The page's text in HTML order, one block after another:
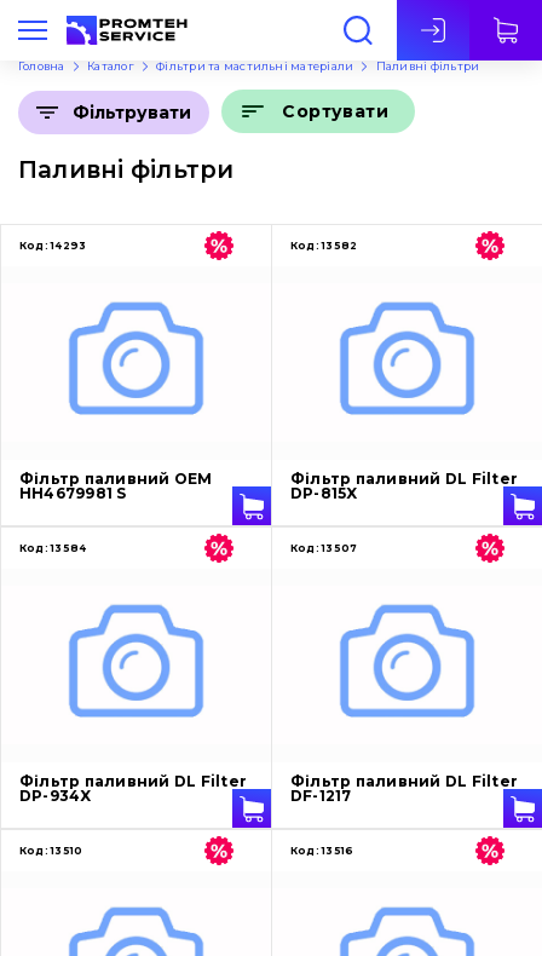
Укр
Головна Каталог Фільтри та мастильні матеріали Паливні фільтри
Паливні фільтри
Фільтрувати Сортувати
Код: 14293
Фільтр паливний OEM
HH4679981 S
Код: 13582
Фільтр паливний DL Filter
DP-815X
Код: 13584
Фільтр паливний DL Filter
DP-934X
Код: 13507
Фільтр паливний DL Filter
DF-1217
Код: 13510 Код: 13516